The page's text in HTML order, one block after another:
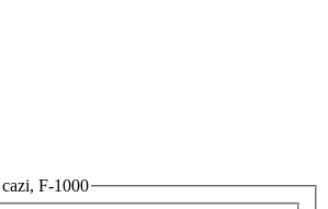
F-1000